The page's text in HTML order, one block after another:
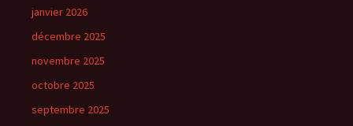
janvier 2026
décembre 2025
novembre 2025
octobre 2025
septembre 2025